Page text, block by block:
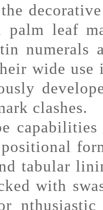
palm leaf
numerals
wide
clashes.
tabular
with
nthusiastic